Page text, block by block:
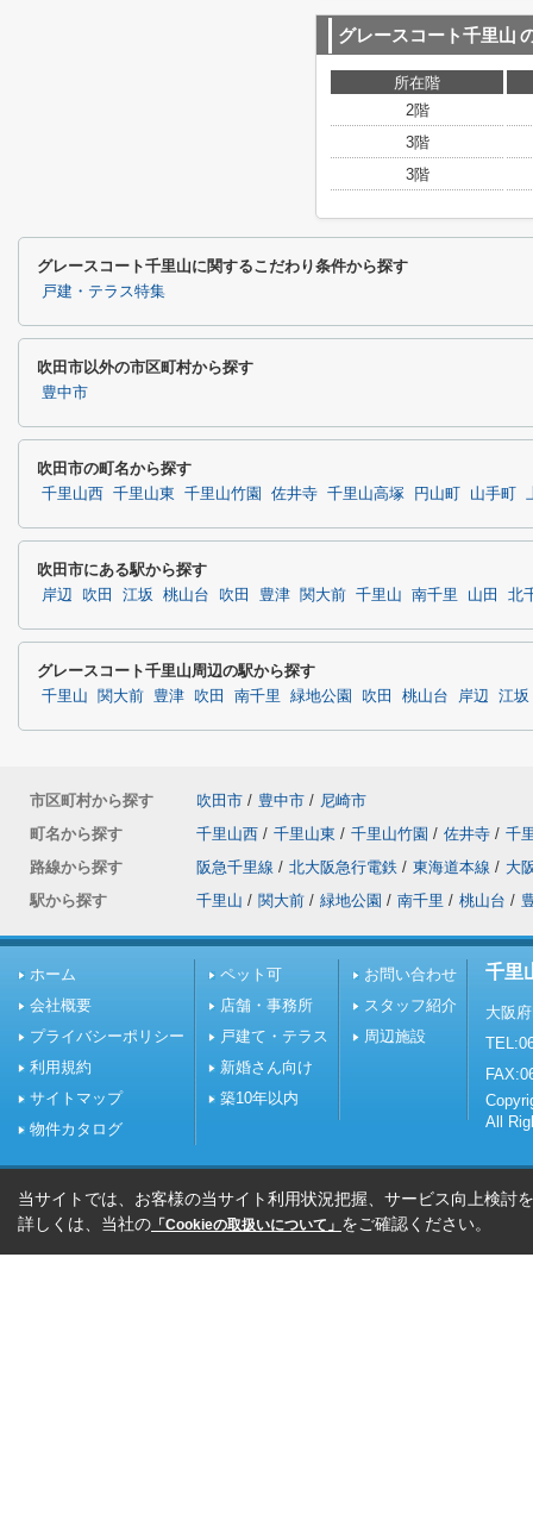
グレースコート千里山
所在階
2階
3階
3階
グレースコート千里山に関するこだわり条件から探す
戸建・テラス特集
吹田市以外の市区町村から探す
豊中市
吹田市の町名から探す
千里山西 千里山東 千里山竹園 佐井寺 千里山高塚 円山町 山手町
吹田市にある駅から探す
岸辺 吹田 江坂 桃山台 吹田 豊津 関大前 千里山 南千里 山田 北
グレースコート千里山周辺の駅から探す
千里山 関大前 豊津 吹田 南千里 緑地公園 吹田 桃山台 岸辺 江坂
市区町村から探す 吹田市 / 豊中市 / 尼崎市
町名から探す
千里山西 / 千里山東 / 千里山竹園 / 佐井寺 / 千
路線から探す
阪急千里線 / 北大阪急行電鉄 / 東海道本線 / 大
駅から探す
千里山 / 関大前 / 緑地公園 / 南千里 / 桃山台 /
ホーム
会社概要
プライバシーポリシー
利用規約
サイトマップ
物件カタログ
ペット可
店舗・事務所
戸建て・テラス
新婚さん向け
築10年以内
お問い合わせ
スタッフ紹介
周辺施設
千里
大阪
All
当サイトでは、お客様の当サイト利用状況把握、サービス向上検討
詳しくは、当社の 「Cookieの取扱いについて」 をご確認ください。